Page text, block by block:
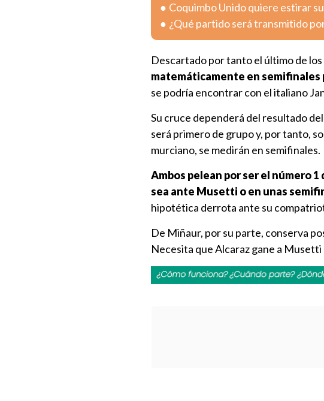
Coquimbo Unido quiere estirar
¿Qué partido será transmitido
Descartado por tanto el último de
matemáticamente en semifinales
se podría encontrar con el italiano
Su cruce dependerá del resultado
será primero de grupo y, por tanto,
murciano, se medirán en semifinales.
Ambos pelean por ser el número
sea ante Musetti o en unas
hipotética derrota ante su
De Miñaur, por su parte, conserva
Necesita que Alcaraz gane a Musetti